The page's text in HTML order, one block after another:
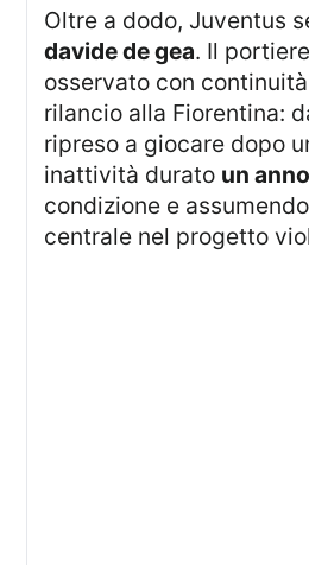
Oltre a dodo, Juventus
davide de gea. Il
osservato con
rilancio alla Fiorentina:
ripreso a giocare dopo
inattività durato un anno
condizione e
centrale nel progetto